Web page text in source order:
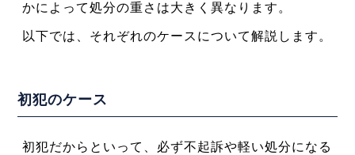
かによって処分の重さは大きく異なります。
以下では、それぞれのケースについて解説します。
初犯のケース
初犯だからといって、必ず不起訴や軽い処分になる